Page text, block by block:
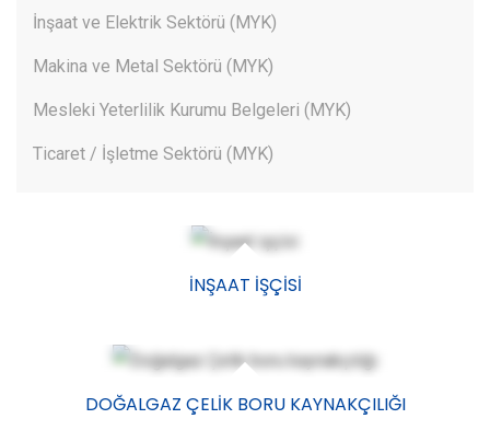
İnşaat ve Elektrik Sektörü (MYK)
Makina ve Metal Sektörü (MYK)
Mesleki Yeterlilik Kurumu Belgeleri (MYK)
Ticaret / İşletme Sektörü (MYK)
İNŞAAT IŞÇISI
DOĞALGAZ ÇELIK BORU KAYNAKÇILIĞI